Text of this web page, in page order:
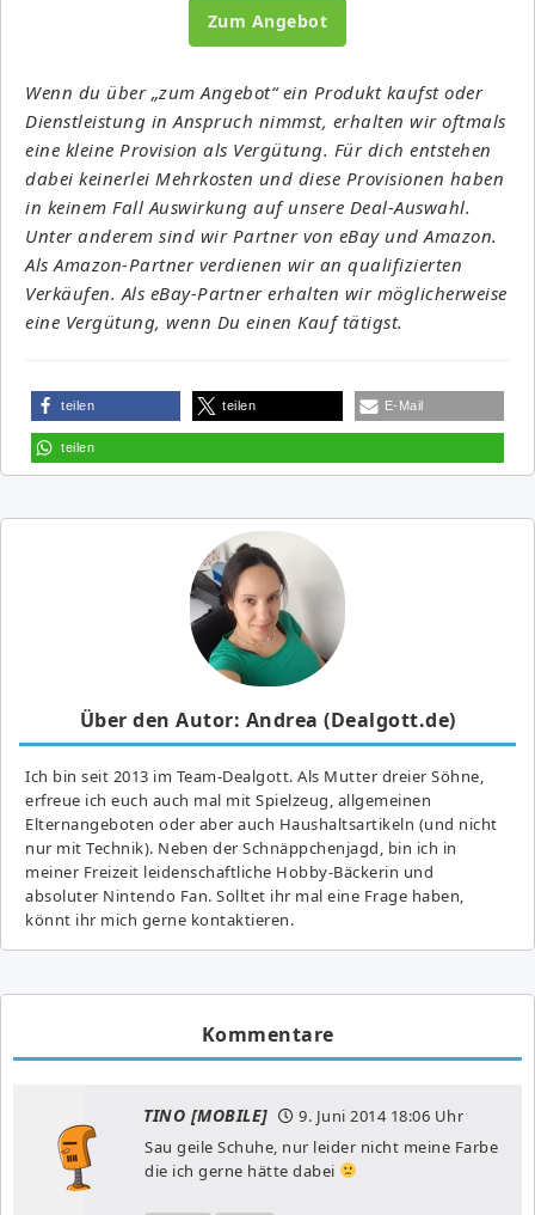
Zum Angebot
Wenn du über „zum Angebot“ ein Produkt kaufst oder
Dienstleistung in Anspruch nimmst, erhalten wir oftmals
eine kleine Provision als Vergütung. Für dich entstehen
dabei keinerlei Mehrkosten und diese Provisionen haben
in keinem Fall Auswirkung auf unsere Deal-Auswahl.
Unter anderem sind wir Partner von eBay und Amazon.
Als Amazon-Partner verdienen wir an qualifizierten
Verkäufen. Als eBay-Partner erhalten wir möglicherweise
eine Vergütung, wenn Du einen Kauf tätigst.
teilen teilen E-Mail
teilen
Über den Autor: Andrea (Dealgott.de)
Ich bin seit 2013 im Team-Dealgott. Als Mutter dreier Söhne,
erfreue ich euch auch mal mit Spielzeug, allgemeinen
Elternangeboten oder aber auch Haushaltsartikeln (und nicht
nur mit Technik). Neben der Schnäppchenjagd, bin ich in
meiner Freizeit leidenschaftliche Hobby-Bäckerin und
absoluter Nintendo Fan. Solltet ihr mal eine Frage haben,
könnt ihr mich gerne kontaktieren.
Kommentare
TINO [MOBILE] 9. Juni 201418:06 Uhr
Sau geile Schuhe, nur leider nicht meine Farbe
die ich gerne hätte dabei